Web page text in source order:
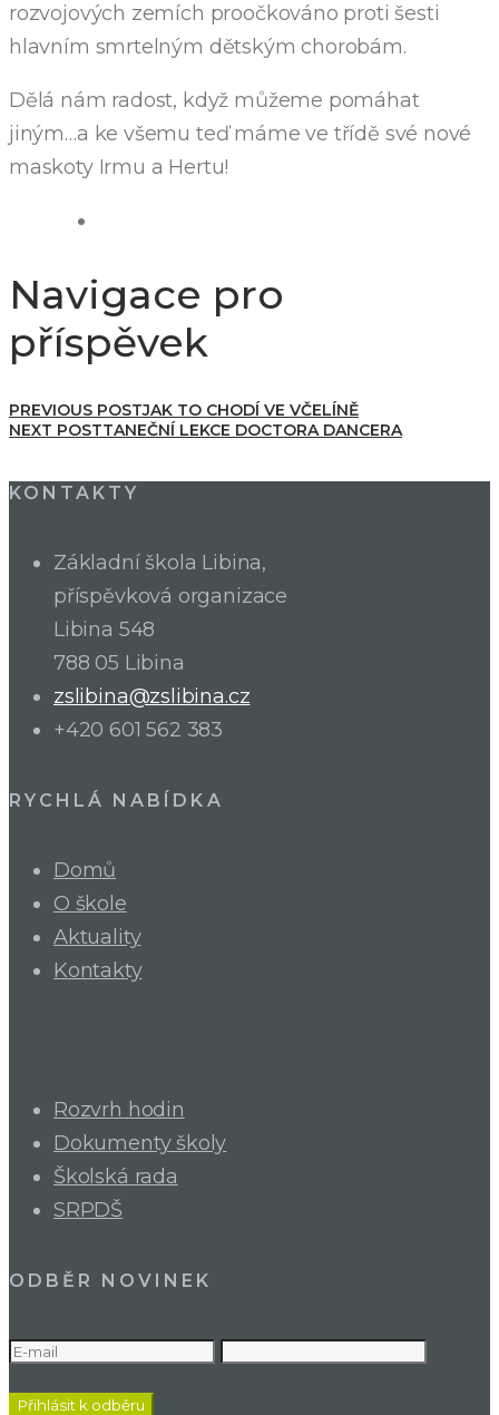
rozvojových zemích proočkováno proti šesti
hlavním smrtelným dětským chorobám.
Dělá nám radost, když můžeme pomáhat
jiným…a ke všemu teď máme ve třídě své nové
maskoty Irmu a Hertu!
Navigace pro
příspěvek
PREVIOUS POSTJAK TO CHODÍ VE VČELÍNĚ
NEXT POSTTANEČNÍ LEKCE DOCTORA DANCERA
KONTAKTY
Základní škola Libina,
příspěvková organizace
Libina 548
788 05 Libina
zslibina@zslibina.cz
+420 601 562 383
RYCHLÁ NABÍDKA
Domů
O škole
Aktuality
Kontakty
Rozvrh hodin
Dokumenty školy
Školská rada
SRPDŠ
ODBĚR NOVINEK